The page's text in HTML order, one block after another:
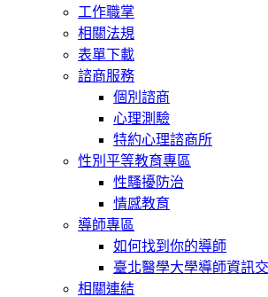
工作職掌
相關法規
表單下載
諮商服務
個別諮商
心理測驗
特約心理諮商所
性別平等教育專區
性騷擾防治
情感教育
導師專區
如何找到你的導師
臺北醫學大學導師資訊
相關連結